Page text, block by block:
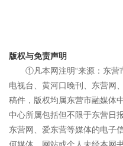
版权与免责声明
①凡本网注明“来源：东营
电视台、黄河口晚刊、东营网
稿件，版权均属东营市融媒体
中心所属包括但不限于东营日
东营网、爱东营等媒体的电子